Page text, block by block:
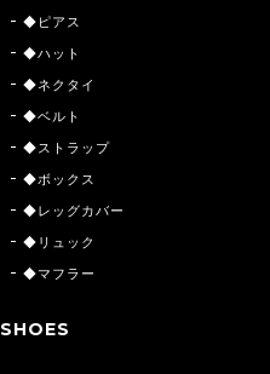
◆ピアス
◆ハット
◆ネクタイ
◆ベルト
◆ストラップ
◆ボックス
◆レッグカバー
◆リュック
◆マフラー
SHOES